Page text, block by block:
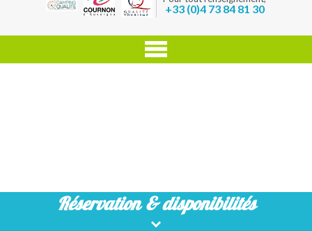
+33 (0)4 73 84 81 30
Réservation & disponibilités